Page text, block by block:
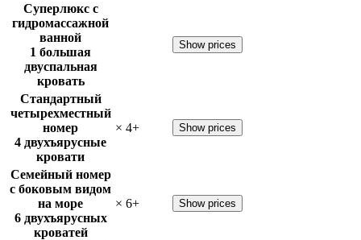
Суперлюкс с
гидромассажной
ванной
1 большая
двуспальная
кровать
Show prices
Стандартный
четырехместный
номер
4 двухъярусные
кровати
× 4+ Show prices
Семейный номер
с боковым видом
на море
6 двухъярусных
кроватей
× 6+ Show prices